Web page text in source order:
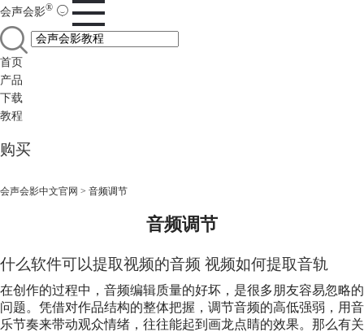
会声会影®
首页
产品
下载
教程
购买
会声会影中文官网 > 音频调节
音频调节
什么软件可以提取视频的音频 视频如何提取音轨
在创作的过程中，音频编辑质量的好坏，是很多朋友容易忽略的
问题。凭借对作品结构的整体把握，调节音频的高低强弱，用音
乐节奏来带动观众情绪，往往能起到画龙点睛的效果。那么有关